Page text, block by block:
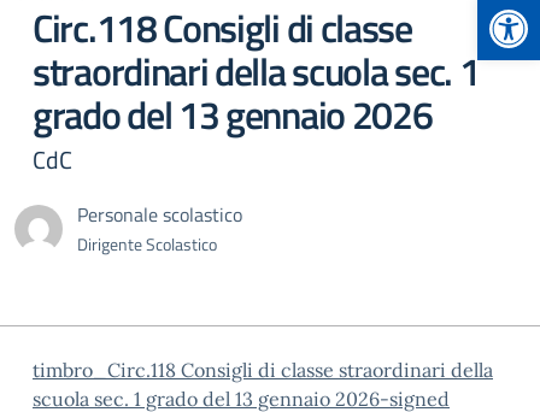
Circ.118 Consigli di classe
straordinari della scuola sec. 1
grado del 13 gennaio 2026
CdC
Personale scolastico
Dirigente Scolastico
timbro_Circ.118 Consigli di classe straordinari della
scuola sec. 1 grado del 13 gennaio 2026-signed